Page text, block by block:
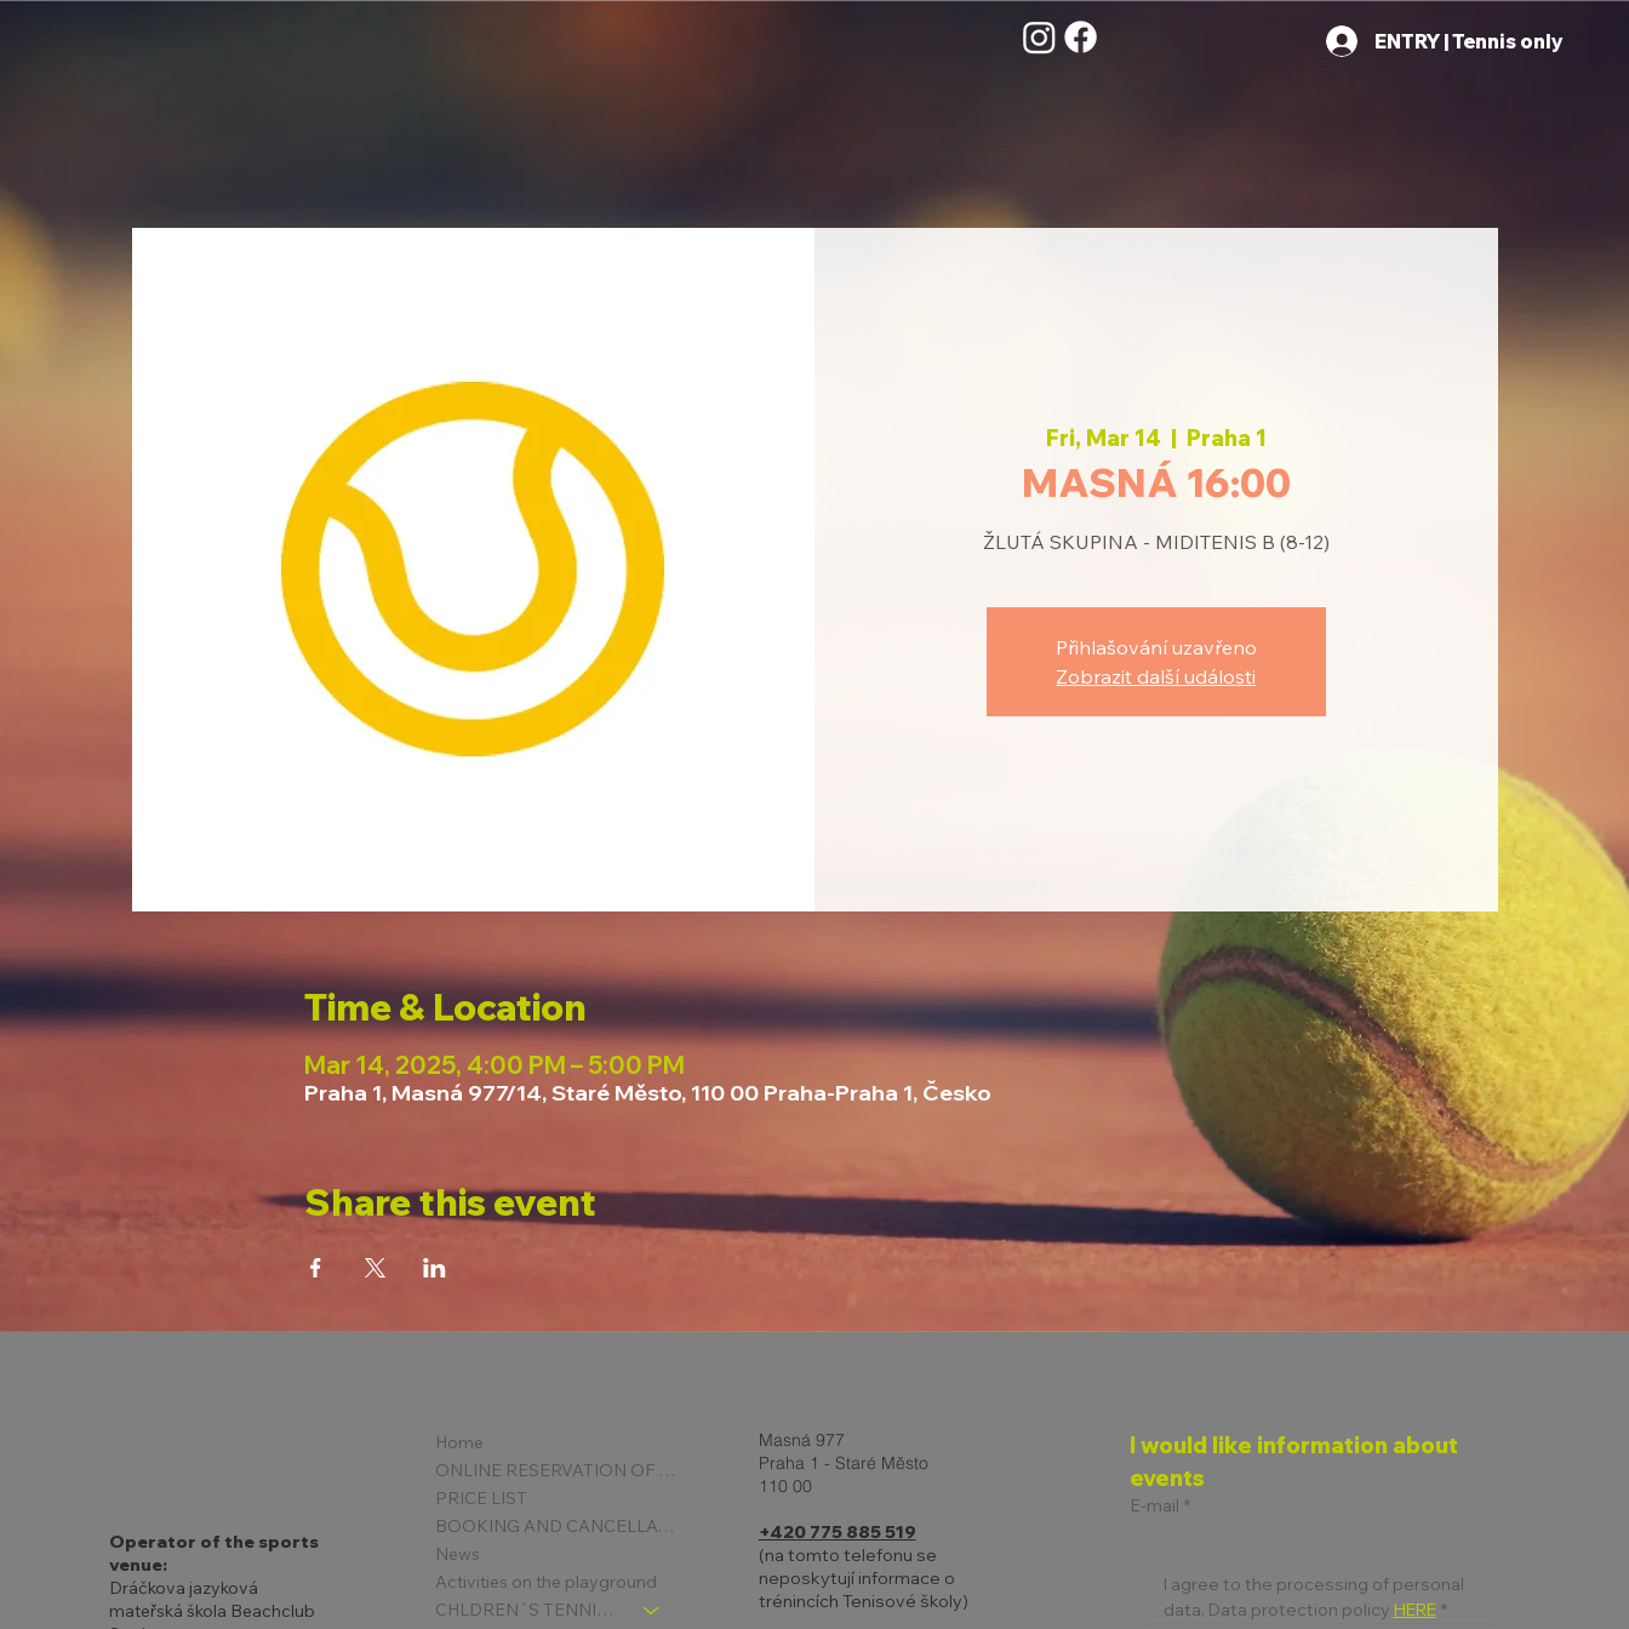
ENTRY | Tennis only
Fri, Mar 14
  |
Praha 1
MASNÁ 16:00
ŽLUTÁ SKUPINA - MIDITENIS B (8-12)
Přihlašování uzavřeno
Zobrazit další události
Time & Location
Mar 14, 2025, 4:00 PM – 5:00 PM
Praha 1, Masná 977/14, Staré Město, 110 00 Praha-Praha 1, Česko
Share this event
Operator of the sports
venue:
Dráčkova jazyková
mateřská škola Beachclub
Home
ONLINE RESERVATION OF COURTS
PRICE LIST
BOOKING AND CANCELLATION
News
Activities on the playground
CHLDREN´S TENNIS SCHOOL - SIGNPOST
Masná 977
Praha 1 - Staré Město
110 00
+420 775 885 519
(na tomto telefonu se
neposkytují informace o
trénincích Tenisové školy)
I would like information about
events
E-mail *
I agree to the processing of personal
data. Data protection policy HERE *